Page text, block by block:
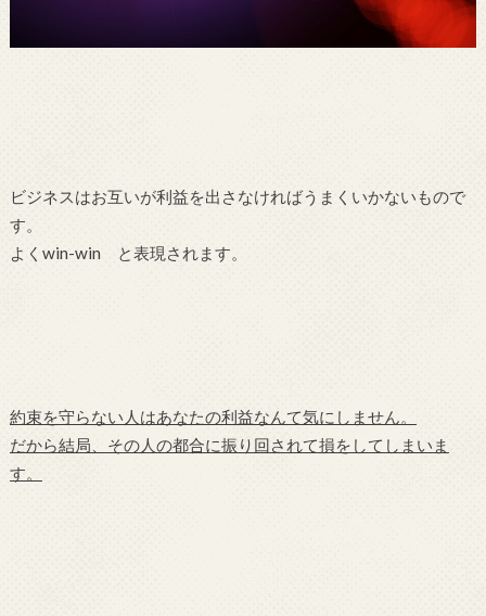
ビジネスはお互いが利益を出さなければうまくいかないもので
す。
よくwin-win と表現されます。
約束を守らない人はあなたの利益なんて気にしません。
だから結局、その人の都合に振り回されて損をしてしまいま
す。